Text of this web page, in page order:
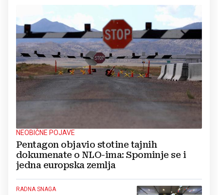
NEOBIČNE POJAVE
Pentagon objavio stotine tajnih
dokumenate o NLO-ima: Spominje se i
jedna europska zemlja
RADNA SNAGA